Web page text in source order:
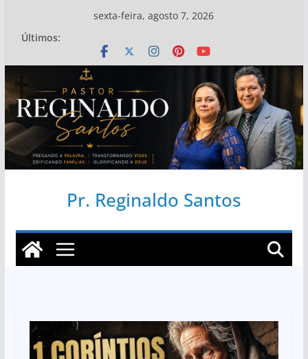
conteúdo
sexta-feira, agosto 7, 2026
Últimos:
Pr. Reginaldo Santos